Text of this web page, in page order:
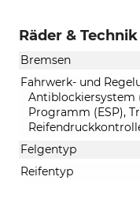
Räder & Technik
Bremsen
Fahrwerk- und
Antiblockiersystem
Programm (ESP),
Felgentyp
Reifentyp